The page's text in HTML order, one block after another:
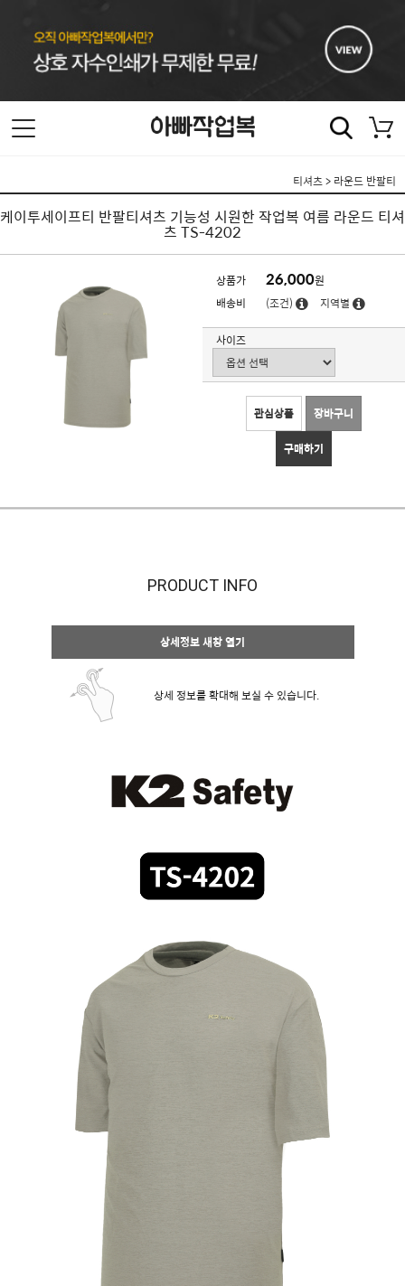
티셔츠> 라운드 반팔티
케이투세이프티 반팔티셔츠 기능성 시원한 작업복 여름 라운드 티셔
츠 TS-4202
상품가 26,000원
배송비
(조건) 지역별
사이즈
관심상품 장바구니
구매하기
PRODUCT INFO
상세정보 새창 열기
상세 정보를 확대해 보실 수 있습니다.